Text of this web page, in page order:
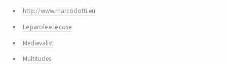
http://www.marcodotti.eu
Le parole e le cose
Medievalist
Multitudes